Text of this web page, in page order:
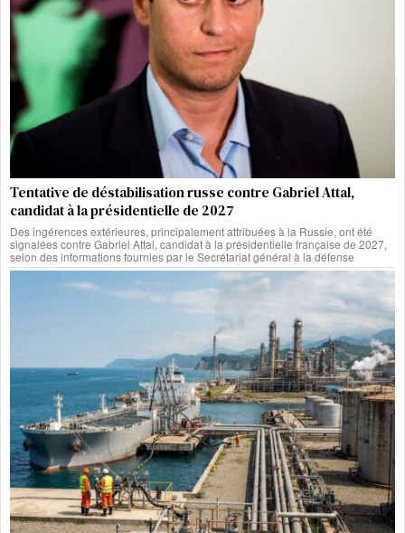
Tentative de déstabilisation russe contre Gabriel Attal,
candidat à la présidentielle de 2027
Des ingérences extérieures, principalement attribuées à la Russie, ont été
signalées contre Gabriel Attal, candidat à la présidentielle française de 2027,
selon des informations fournies par le Secrétariat général à la défense